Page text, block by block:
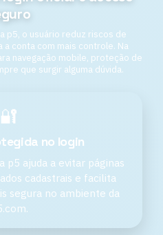
p5, o usuário reduz riscos de
conta com mais controle. Na
navegação mobile, proteção de
que surgir alguma dúvida.
🔐
no login
p5 ajuda a evitar páginas
cadastrais e facilita
segura no ambiente da